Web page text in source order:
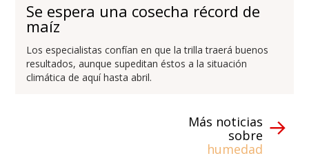
Se espera una cosecha récord de
maíz
Los especialistas confían en que la trilla traerá buenos
resultados, aunque supeditan éstos a la situación
climática de aquí hasta abril.
Más noticias
sobre
humedad